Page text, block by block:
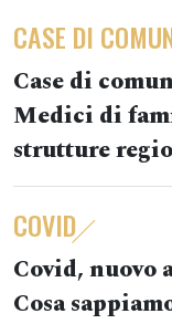
CASE DI
Case di
Medici di
strutture
COVID
Covid, nuovo
Cosa